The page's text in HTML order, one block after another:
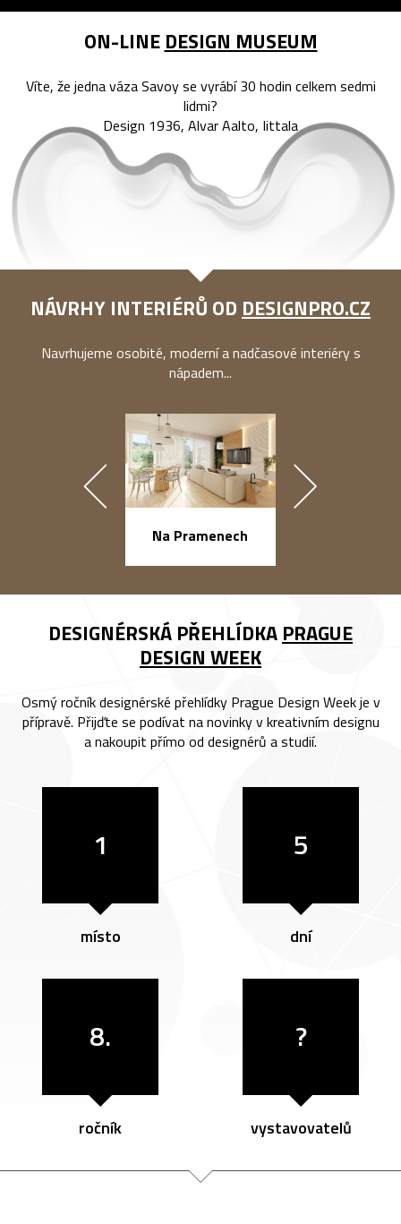
ON-LINE DESIGN MUSEUM
Víte, že jedna váza Savoy se vyrábí 30 hodin celkem sedmi
lidmi?
Design 1936, Alvar Aalto, Iittala
NÁVRHY INTERIÉRŮ OD DESIGNPRO.CZ
Navrhujeme osobité, moderní a nadčasové interiéry s
nápadem...
Na Pramenech
DESIGNÉRSKÁ PŘEHLÍDKA PRAGUE
DESIGN WEEK
Osmý ročník designérské přehlídky Prague Design Week je v
přípravě. Přijďte se podívat na novinky v kreativním designu
a nakoupit přímo od designérů a studií.
1
místo
5
dní
8.
ročník
?
vystavovatelů